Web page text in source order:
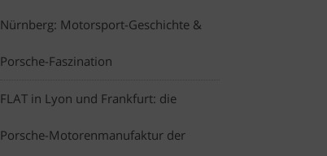
Nürnberg: Motorsport-Geschichte &
Porsche-Faszination
FLAT in Lyon und Frankfurt: die
Porsche-Motorenmanufaktur der